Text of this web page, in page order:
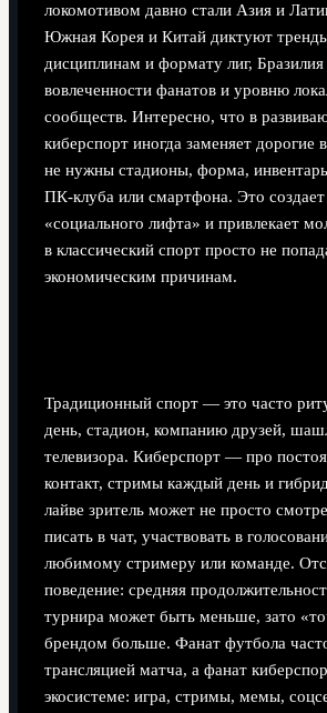
локомотивом давно стали Азия и
Южная Корея и Китай диктуют
дисциплинам и формату лиг,
вовлеченности фанатов и уровню
сообществ. Интересно, что в
киберспорт иногда заменяет дорогие
не нужны стадионы, форма,
ПК-клуба или смартфона. Это
«социального лифта» и привлекает
в классический спорт просто не
экономическим причинам.
Традиционный спорт — это часто
день, стадион, компанию друзей,
телевизора. Киберспорт — про
контакт, стримы каждый день и
лайве зритель может не просто
писать в чат, участвовать в
любимому стримеру или команде.
поведение: средняя
турнира может быть меньше, зато
брендом больше. Фанат футбола
трансляцией матча, а фанат
экосистеме: игра, стримы, мемы,